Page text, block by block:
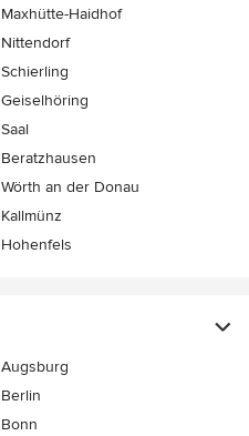
Maxhütte-Haidhof
Nittendorf
Schierling
Geiselhöring
Saal
Beratzhausen
Wörth an der Donau
Kallmünz
Hohenfels
Augsburg
Berlin
Bonn